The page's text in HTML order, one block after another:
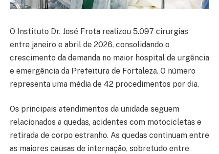
O Instituto Dr. José Frota realizou 5.097 cirurgias
entre janeiro e abril de 2026, consolidando o
crescimento da demanda no maior hospital de urgência
e emergência da Prefeitura de Fortaleza. O número
representa uma média de 42 procedimentos por dia.
Os principais atendimentos da unidade seguem
relacionados a quedas, acidentes com motocicletas e
retirada de corpo estranho. As quedas continuam entre
as maiores causas de internação, sobretudo entre